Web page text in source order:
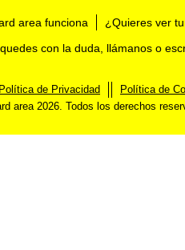
area funciona ¿Quieres ver
con la duda, llámanos o
Política de Privacidad
Política de
area 2026. Todos los derechos